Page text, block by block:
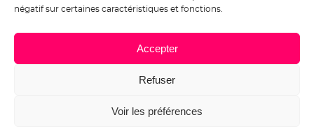
négatif sur certaines caractéristiques et fonctions.
Accepter
Refuser
Voir les préférences